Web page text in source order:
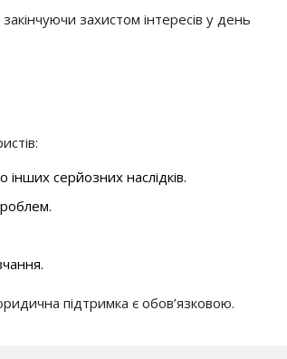
захистом інтересів у день
серйозних наслідків.
підтримка є обов’язковою.